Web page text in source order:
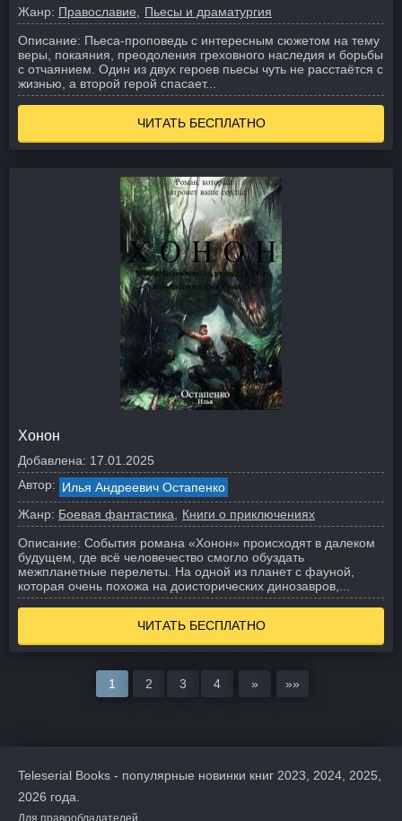
Жанр: Православие
Пьесы и драматургия
Описание: Пьеса-проповедь с интересным сюжетом на тему
веры, покаяния, преодоления греховного наследия и борьбы
с отчаянием. Один из двух героев пьесы чуть не расстаётся с
жизнью, а второй герой спасает...
ЧИТАТЬ БЕСПЛАТНО
Хонон
Добавлена: 17.01.2025
Автор: Илья Андреевич Остапенко
Жанр: Боевая фантастика
Книги о приключениях
Описание: События романа «Хонон» происходят в далеком
будущем, где всё человечество смогло обуздать
межпланетные перелеты. На одной из планет с фауной,
которая очень похожа на доисторических динозавров,...
ЧИТАТЬ БЕСПЛАТНО
1 2 3 4 » »»
Teleserial Books - популярные новинки книг 2023, 2024, 2025,
2026 года.
Для правообладателей.